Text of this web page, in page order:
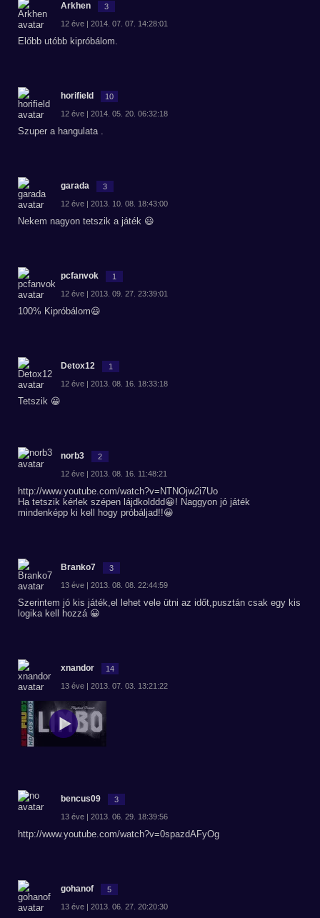
Arkhen 3
12 éve | 2014. 07. 07. 14:28:01
Előbb utóbb kipróbálom.
horifield 10
12 éve | 2014. 05. 20. 06:32:18
Szuper a hangulata .
garada 3
12 éve | 2013. 10. 08. 18:43:00
Nekem nagyon tetszik a játék 😃
pcfanvok 1
12 éve | 2013. 09. 27. 23:39:01
100% Kipróbálom😃
Detox12 1
12 éve | 2013. 08. 16. 18:33:18
Tetszik 😀
norb3 2
12 éve | 2013. 08. 16. 11:48:21
http://www.youtube.com/watch?v=NTNOjw2i7Uo
Ha tetszik kérlek szépen lájdkolddd😀! Naggyon jó játék
mindenképp ki kell hogy próbáljad!!😀
Branko7 3
13 éve | 2013. 08. 08. 22:44:59
Szerintem jó kis játék,el lehet vele ütni az időt,pusztán csak egy kis
logika kell hozzá 😀
xnandor 14
13 éve | 2013. 07. 03. 13:21:22
bencus09 3
13 éve | 2013. 06. 29. 18:39:56
http://www.youtube.com/watch?v=0spazdAFyOg
gohanof 5
13 éve | 2013. 06. 27. 20:20:30